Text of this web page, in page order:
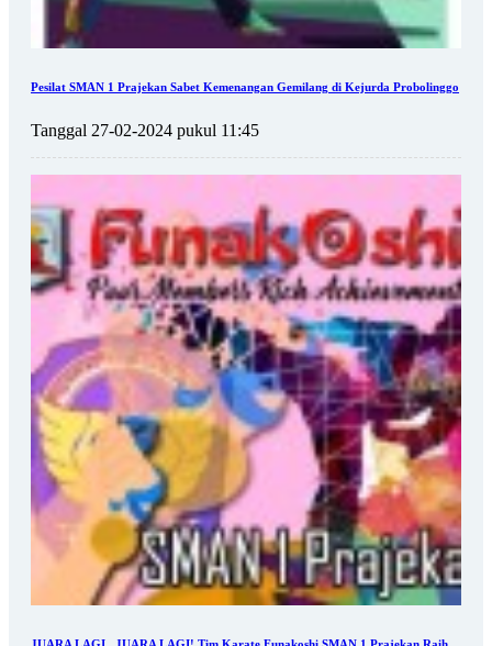
Pesilat SMAN 1 Prajekan Sabet Kemenangan Gemilang di Kejurda Probolinggo
Tanggal 27-02-2024 pukul 11:45